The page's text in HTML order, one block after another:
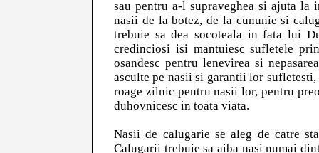
sau pentru a-l supraveghea si ajuta la
nasii de la botez, de la cununie si
trebuie sa dea socoteala in fata lui
credinciosi isi mantuiesc sufletele
osandesc pentru lenevirea si
asculte pe nasii si garantii lor
roage zilnic pentru nasii lor, pentru
duhovnicesc in toata viata.
Nasii de calugarie se aleg de catre
Calugarii trebuie sa aiba nasi numai